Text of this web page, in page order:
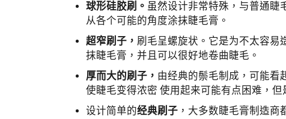
球形硅胶刷。 虽然设计非常特殊，与普通睫
从各个可能的角度涂抹睫毛膏。
超窄刷子， 刷毛呈螺旋状。它是为不太容易
抹睫毛膏，并且可以很好地卷曲睫毛。
厚而大的刷子， 由经典的鬃毛制成，可能看
使睫毛变得浓密 使用起来可能有点困难，
设计简单的经典刷子 ，大多数睫毛膏制造